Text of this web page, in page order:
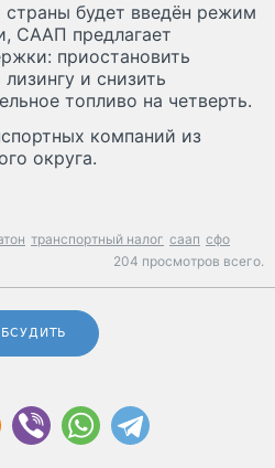
будет введён режим
СААП предлагает
приостановить
и снизить
топливо на четверть.
компаний из
округа.
транспортный налог саап сфо
204 просмотров всего.